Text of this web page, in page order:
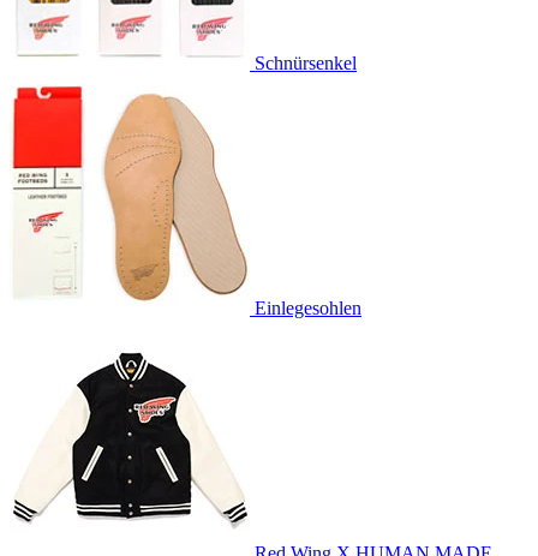
Schnürsenkel
Einlegesohlen